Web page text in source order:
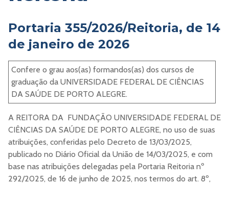
Portaria 355/2026/Reitoria, de 14
de janeiro de 2026
Confere o grau aos(as) formandos(as) dos cursos de
graduação da UNIVERSIDADE FEDERAL DE CIÊNCIAS
DA SAÚDE DE PORTO ALEGRE.
A REITORA DA FUNDAÇÃO UNIVERSIDADE FEDERAL DE
CIÊNCIAS DA SAÚDE DE PORTO ALEGRE, no uso de suas
atribuições, conferidas pelo Decreto de 13/03/2025,
publicado no Diário Oficial da União de 14/03/2025, e com
base nas atribuições delegadas pela Portaria Reitoria nº
292/2025, de 16 de junho de 2025, nos termos do art. 8º,